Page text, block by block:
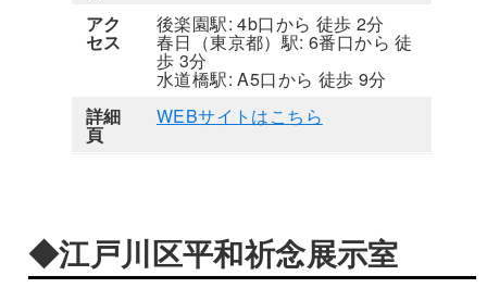
アク
セス
後楽園駅: 4b口から 徒歩 2分
春日（東京都）駅: 6番口から 徒
歩 3分
水道橋駅: A5口から 徒歩 9分
詳細
頁
WEBサイトはこちら
◆江戸川区平和祈念展示室